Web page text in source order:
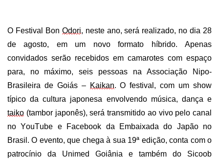
O Festival Bon Odori, neste ano, será realizado, no dia 28
de agosto,
em um novo formato híbrido. Apenas
convidados serão recebidos em camarotes com espaço
para, no máximo, seis pessoasna Associação Nipo-
Brasileira de Goiás – Kaikan.O festival ,com um show
típico da cultura japonesa envolvendo música, dança e
taiko (tambor japonês), será transmitido ao vivo pelo canal
noYouTube e Facebook da Embaixada do Japão no
Brasil .O evento, que chega à sua 19ª edição, conta com o
patrocínio da Unimed Goiânia e também do Sicoob